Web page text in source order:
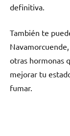
definitiva.
También te
otras hormonas
mejorar tu
fumar.